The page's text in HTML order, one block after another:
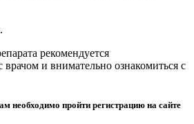
рекомендуется
врачом и внимательно ознакомиться с
необходимо пройти регистрацию на сайте